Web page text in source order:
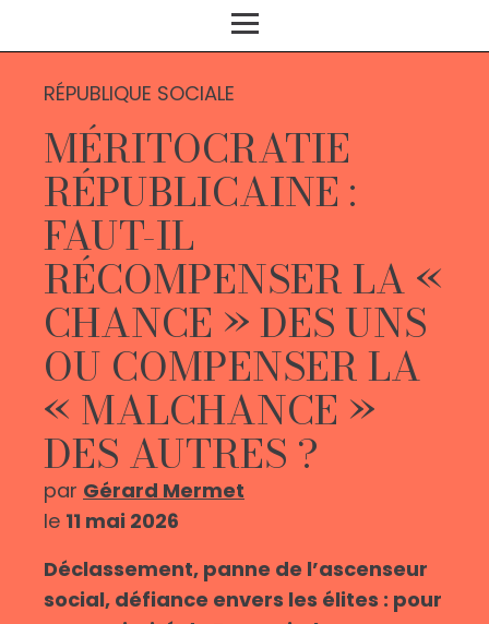
RÉPUBLIQUE SOCIALE
MÉRITOCRATIE
RÉPUBLICAINE :
FAUT-IL
RÉCOMPENSER LA «
CHANCE » DES UNS
OU COMPENSER LA
« MALCHANCE »
DES AUTRES ?
par Gérard Mermet
le 11 mai 2026
Déclassement, panne de l’ascenseur
social, défiance envers les élites : pour